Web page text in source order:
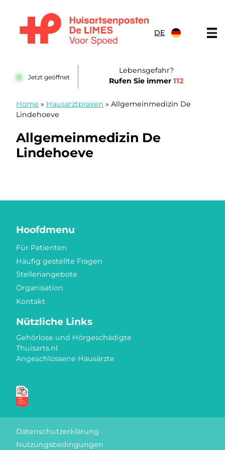
DE
Jetzt geöffnet
Lebensgefahr?
Rufen Sie immer112
Home » Hausarztpraxen » Allgemeinmedizin De
Lindehoeve
Allgemeinmedizin De
Lindehoeve
Hoofdmenu
Für Patienten
Häufig gestellte Fragen
Stellenangebote
Organisation
Kontakt
Nützliche Links
Gehörlose und Hörgeschädigte
Thuisarts.nl
Angeschlossene Hausärzte
Datenschutzerklärung
Nutzungsbedingungen